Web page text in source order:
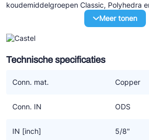
koudemiddelgroepen Classic, Polyhedra
De HC drogers zijn geschikt voor onder
en isobutaan (R600a), de CO2 drogers
overige zijn geschikt voor HFC/HFO
Het zijn 100% moleculaire zeef blokken.
koudemiddelstroom zich optimaal over
Meer tonen
Technische specificaties
Conn. mat. Copper
Conn. IN ODS
IN [inch] 5/8"